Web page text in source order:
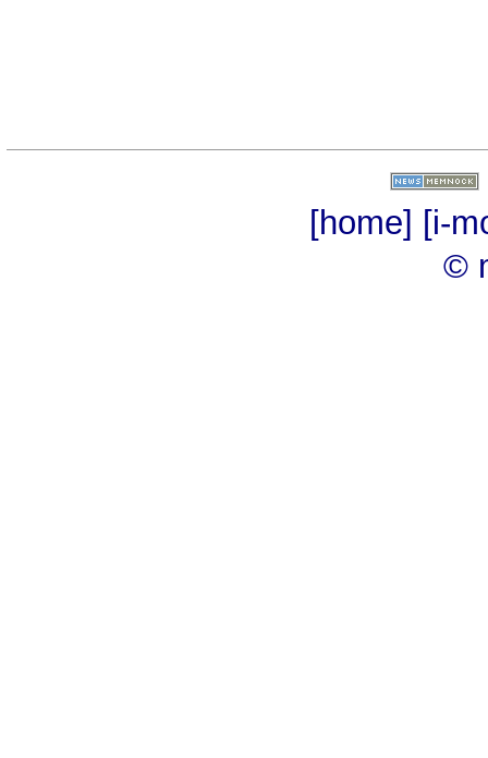
[home] [i-
©